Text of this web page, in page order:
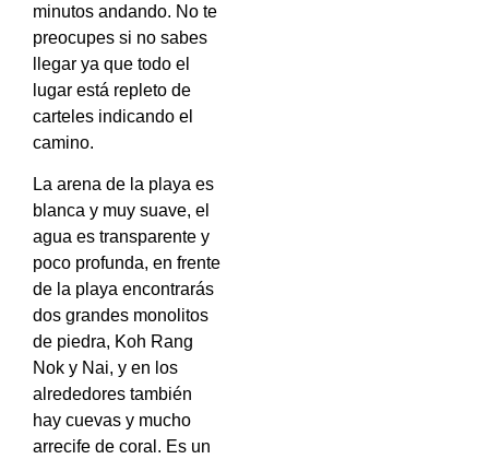
minutos andando. No te
preocupes si no sabes
llegar ya que todo el
lugar está repleto de
carteles indicando el
camino.
La arena de la playa es
blanca y muy suave, el
agua es transparente y
poco profunda, en frente
de la playa encontrarás
dos grandes monolitos
de piedra, Koh Rang
Nok y Nai, y en los
alrededores también
hay cuevas y mucho
arrecife de coral. Es un